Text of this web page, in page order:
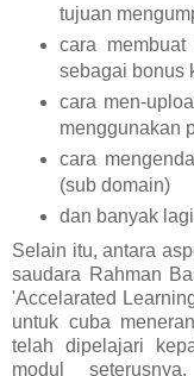
tujuan
cara
sebagai bonus
cara men-
menggunakan
cara
(sub domain)
dan banyak
Selain itu, antara
saudara Rahman
'Accelarated
untuk cuba
telah dipelajari
modul